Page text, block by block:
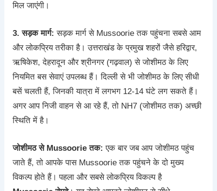
मिल जाएंगी।
3. सड़क मार्ग: सड़क मार्ग से Mussoorie तक पहुंचना सबसे आम
और लोकप्रिय तरीका है। उत्तराखंड के प्रमुख शहरों जैसे हरिद्वार,
ऋषिकेश, देहरादून और श्रीनगर (गढ़वाल) से जोशीमठ के लिए
नियमित बस सेवाएं उपलब्ध हैं। दिल्ली से भी जोशीमठ के लिए सीधी
बसें चलती हैं, जिनकी यात्रा में लगभग 12-14 घंटे लग सकते हैं।
अगर आप निजी वाहन से आ रहे हैं, तो NH7 (जोशीमठ तक) अच्छी
स्थिति में है।
जोशीमठ से Mussoorie तक: एक बार जब आप जोशीमठ पहुंच
जाते हैं, तो आपके पास Mussoorie तक पहुंचने के दो मुख्य
विकल्प होते हैं। पहला और सबसे लोकप्रिय विकल्प है